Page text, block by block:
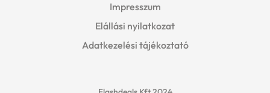
Impresszum
Elállási nyilatkozat
Adatkezelési tájékoztató